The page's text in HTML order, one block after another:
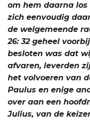
om hem daarna
zich eenvoudig
de welgemeende
26: 32 geheel
besloten was dat
afvaren, leverden
het volvoeren van
Paulus en enige
over aan een
Julius, van de